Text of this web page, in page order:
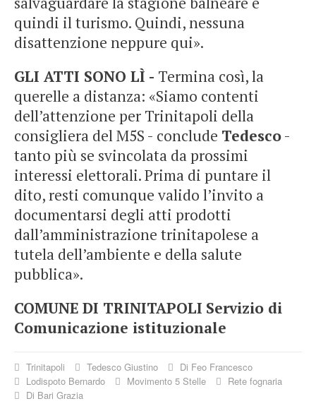
quindi il turismo. Quindi, nessuna
disattenzione neppure qui».
GLI ATTI SONO LÌ - Termina così, la
querelle a distanza: «Siamo contenti
dell’attenzione per Trinitapoli della
consigliera del M5S - conclude Tedesco-
tanto più se svincolata da prossimi
interessi elettorali. Prima di puntare il
dito, resti comunque valido l’invito a
documentarsi degli atti prodotti
dall’amministrazione trinitapolese a
tutela dell’ambiente e della salute
pubblica».
COMUNE DI TRINITAPOLI Servizio di
Comunicazione istituzionale
Trinitapoli Tedesco Giustino
Di Feo Francesco
Lodispoto Bernardo
Movimento 5 Stelle
Rete fognaria
Di Bari Grazia